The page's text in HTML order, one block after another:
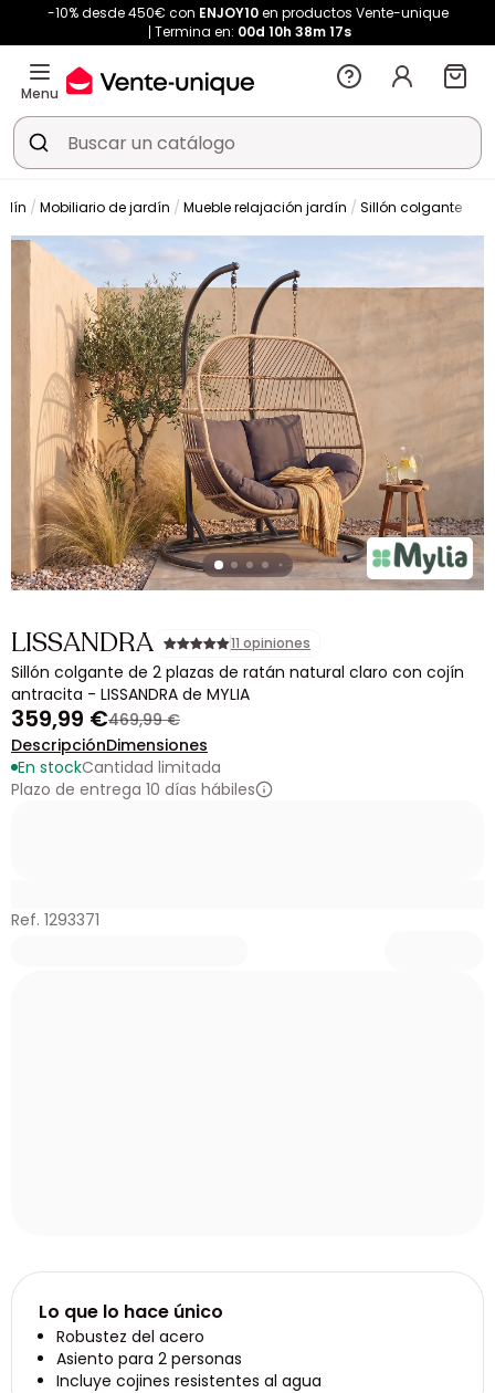
-10% desde 450€ con ENJOY10en productos Vente-unique
Termina en: 00d 10h 38m 16s
Menu
Mobiliario de jardín Mueble relajación jardín Sillón colgante
LISSANDRA 11 opiniones
Sillón colgante de 2 plazas de ratán natural claro con cojín
antracita - LISSANDRA de MYLIA
359,99 €469,99 €
DescripciónDimensiones
En stockCantidad limitada
Plazo de entrega 10 días hábiles
Ref. 1293371
Lo que lo hace único
Robustez del acero
Asiento para 2 personas
Incluye cojines resistentes al agua